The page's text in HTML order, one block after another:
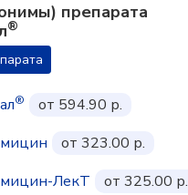
препарата
®
®
от 594.90 р.
от 323.00 р.
ЛекТ
от 325.00 р.